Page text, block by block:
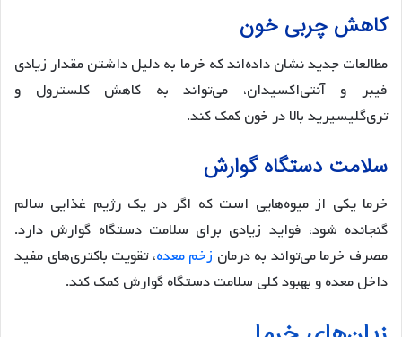
کاهش چربی خون
مطالعات جدید نشان داده‌اند که خرما به دلیل داشتن مقدار زیادی
فیبر و آنتی‌اکسیدان، می‌تواند به کاهش کلسترول و
تری‌گلیسیرید بالا در خون کمک کند.
سلامت دستگاه گوارش
خرما یکی از میوه‌هایی است که اگر در یک رژیم غذایی سالم
گنجانده شود، فواید زیادی برای سلامت دستگاه گوارش دارد.
مصرف خرما می‌تواند به درمان زخم معده، تقویت باکتری‌های مفید
داخل معده و بهبود کلی سلامت دستگاه گوارش کمک کند.